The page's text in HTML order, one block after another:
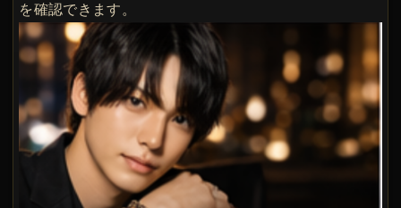
を確認できます。